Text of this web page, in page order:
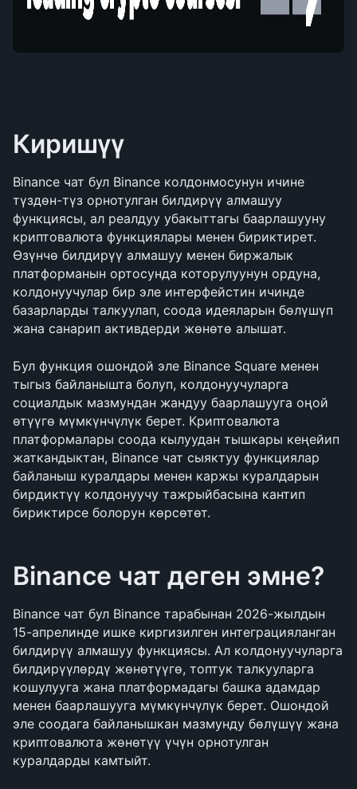
Киришүү
Binance чат бул Binance колдонмосунун ичине
түздөн-түз орнотулган билдирүү алмашуу
функциясы, ал реалдуу убакыттагы баарлашууну
криптовалюта функциялары менен бириктирет.
Өзүнчө билдирүү алмашуу менен биржалык
платформанын ортосунда которулуунун ордуна,
колдонуучулар бир эле интерфейстин ичинде
базарларды талкуулап, соода идеяларын бөлүшүп
жана санарип активдерди жөнөтө алышат.
Бул функция ошондой эле Binance Square менен
тыгыз байланышта болуп, колдонуучуларга
социалдык мазмундан жандуу баарлашууга оңой
өтүүгө мүмкүнчүлүк берет. Криптовалюта
платформалары соода кылуудан тышкары кеңейип
жаткандыктан, Binance чат сыяктуу функциялар
байланыш куралдары менен каржы куралдарын
бирдиктүү колдонуучу тажрыйбасына кантип
бириктирсе болорун көрсөтөт.
Binance чат деген эмне?
Binance чат бул Binance тарабынан 2026-жылдын
15-апрелинде ишке киргизилген интеграцияланган
билдирүү алмашуу функциясы. Ал колдонуучуларга
билдирүүлөрдү жөнөтүүгө, топтук талкууларга
кошулууга жана платформадагы башка адамдар
менен баарлашууга мүмкүнчүлүк берет. Ошондой
эле соодага байланышкан мазмунду бөлүшүү жана
криптовалюта жөнөтүү үчүн орнотулган
куралдарды камтыйт.